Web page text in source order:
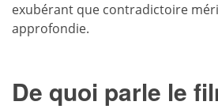
exubérant que contradictoire
approfondie.
De quoi parle le